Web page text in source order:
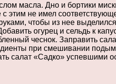
масла. Дно и бортики
этим не имел
чтобы из нее
огурец и сельдь к
чеснок. Заправить
при смешивании
салат «Садко» успевшими